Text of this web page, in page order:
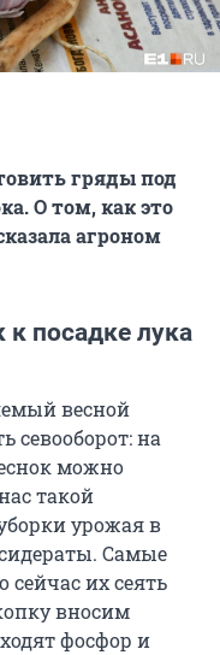
гряды под
О том, как это
агроном
к посадке лука
весной
севооборот: на
можно
такой
урожая в
сидераты. Самые
их сеять
вносим
фосфор и